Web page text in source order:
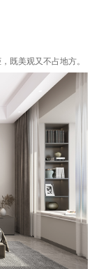
既美观又不占地方。